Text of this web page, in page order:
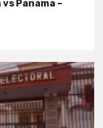
vs Panama –